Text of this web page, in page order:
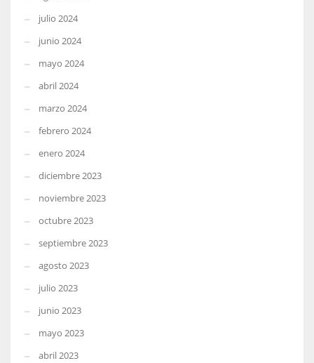
julio 2024
junio 2024
mayo 2024
abril 2024
marzo 2024
febrero 2024
enero 2024
diciembre 2023
noviembre 2023
octubre 2023
septiembre 2023
agosto 2023
julio 2023
junio 2023
mayo 2023
abril 2023